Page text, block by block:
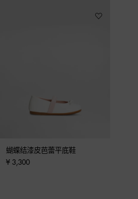
蝴蝶结漆皮芭蕾平底鞋
¥ 3,300